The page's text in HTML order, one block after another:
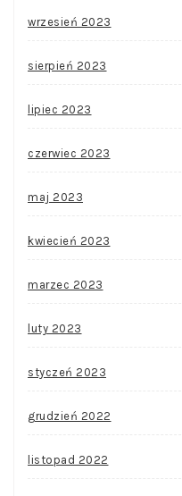
wrzesień 2023
sierpień 2023
lipiec 2023
czerwiec 2023
maj 2023
kwiecień 2023
marzec 2023
luty 2023
styczeń 2023
grudzień 2022
listopad 2022